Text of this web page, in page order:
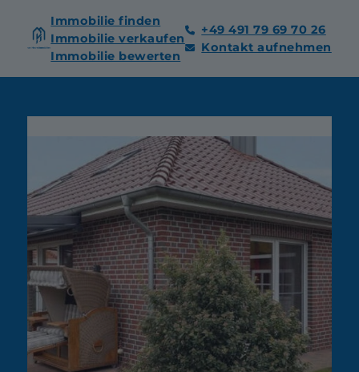
Immobilie finden
Immobilie verkaufen
Immobilie bewerten
+49 491 79 69 70 26
Kontakt aufnehmen